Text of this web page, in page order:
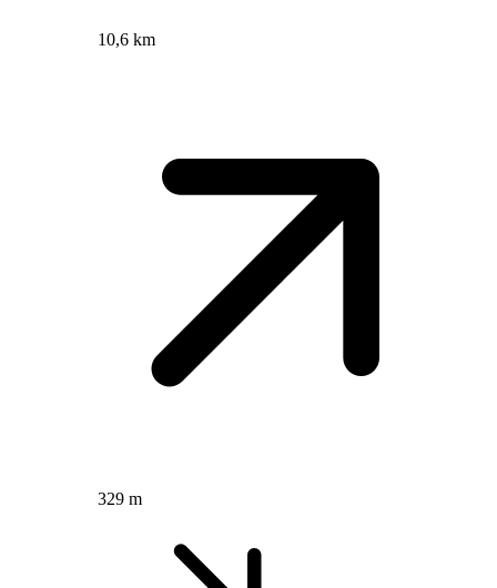
10,6 km
329 m